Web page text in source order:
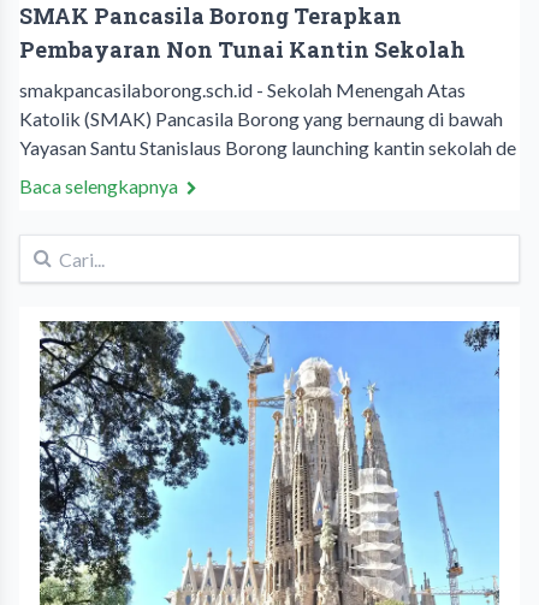
SMAK Pancasila Borong Terapkan
Pembayaran Non Tunai Kantin Sekolah
smakpancasilaborong.sch.id - Sekolah Menengah Atas
Katolik (SMAK) Pancasila Borong yang bernaung di bawah
Yayasan Santu Stanislaus Borong launching kantin sekolah de
Baca selengkapnya